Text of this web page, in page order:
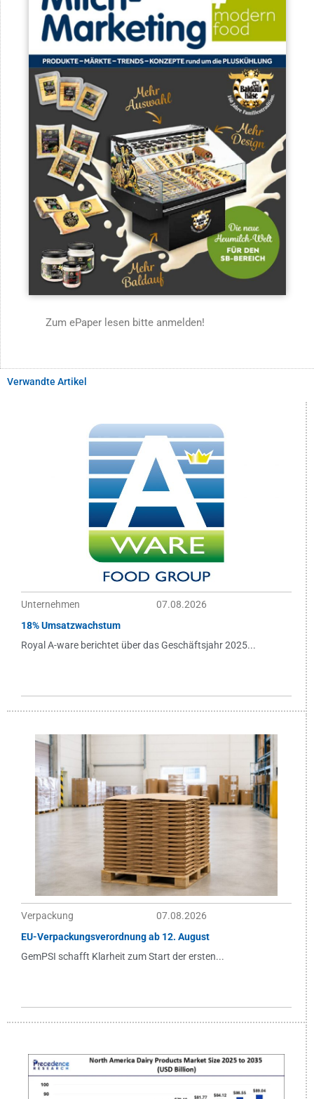
Zum ePaper lesen bitte anmelden!
Verwandte Artikel
Unternehmen
07.08.2026
18% Umsatzwachstum
Royal A-ware berichtet über das Geschäftsjahr 2025...
Verpackung
07.08.2026
EU-Verpackungsverordnung ab 12. August
GemPSI schafft Klarheit zum Start der ersten...